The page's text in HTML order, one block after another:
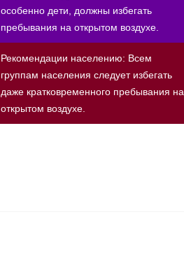
особенно дети, должны избегать
пребывания на открытом воздухе.
Рекомендации населению: Всем
группам населения следует избегать
даже кратковременного пребывания на
открытом воздухе.